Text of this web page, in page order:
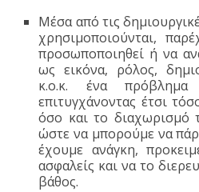
Μέσα από τις
χρησιμοποιούνται,
προσωποποιηθεί ή να
ως εικόνα, ρόλος,
κ.ο.κ. ένα
επιτυγχάνοντας έτσι
όσο και το διαχωρισμό
ώστε να μπορούμε να
έχουμε ανάγκη,
ασφαλείς και να το
βάθος.